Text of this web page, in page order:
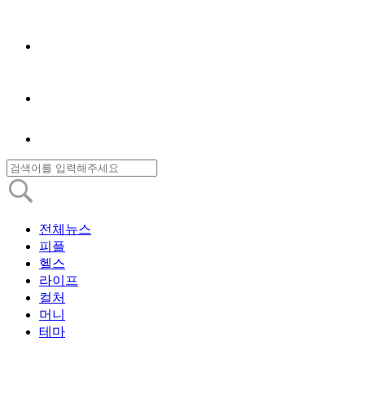
전체뉴스
피플
헬스
라이프
컬처
머니
테마